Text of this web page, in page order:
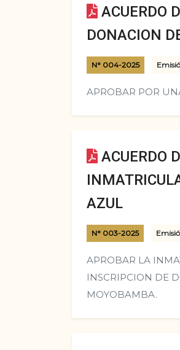
ACUERDO
DONACION
N° 004-2025
APROBAR POR
ACUERDO
AZUL
N° 003-2025
APROBAR LA
INSCRIPCION DE
MOYOBAMBA.